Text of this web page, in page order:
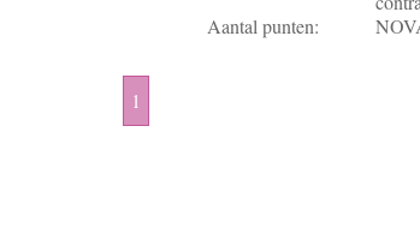
Aantal punten:
1